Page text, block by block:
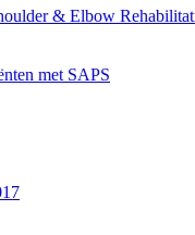
& Elbow
met SAPS